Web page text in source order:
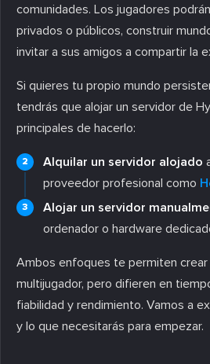
comunidades. Los jugadores
privados o públicos, construir
invitar a sus amigos a compartir la
Si quieres tu propio mundo
tendrás que alojar un servidor de
principales de hacerlo:
Alquilar un servidor alojado
proveedor profesional como
Alojar un servidor
ordenador o hardware
Ambos enfoques te permiten
multijugador, pero difieren en
fiabilidad y rendimiento. Vamos a
y lo que necesitarás para empezar.